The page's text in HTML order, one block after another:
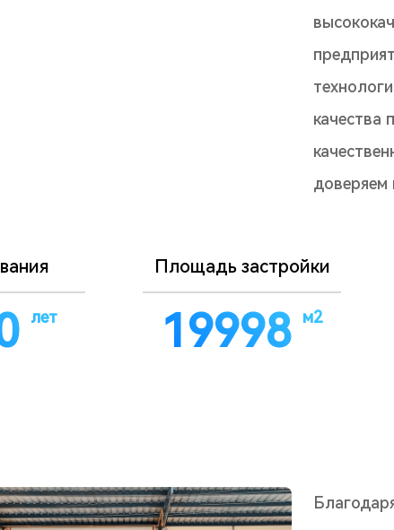
качества
доверяем
лет
Площадь застройки
20000 м2